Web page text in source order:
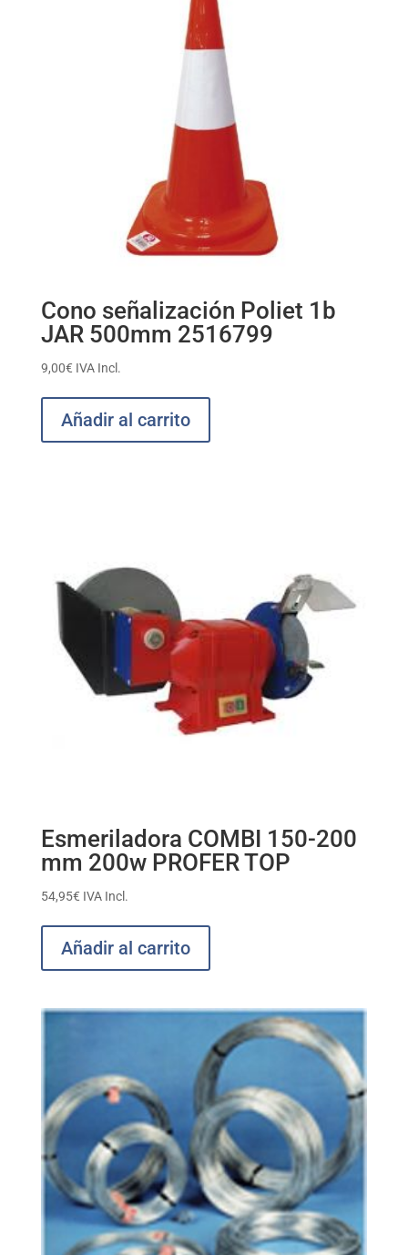
Cono señalización Poliet 1b
JAR 500mm 2516799
9,00€ IVA Incl.
Añadir al carrito
Esmeriladora COMBI 150-200
mm 200w PROFER TOP
54,95€ IVA Incl.
Añadir al carrito